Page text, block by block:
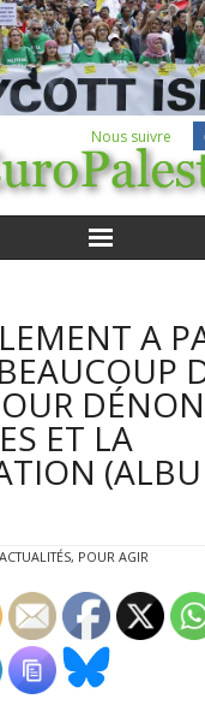
Nous suivre
CONTACT
A
ET LA
ACTUALITÉS, POUR AGIR